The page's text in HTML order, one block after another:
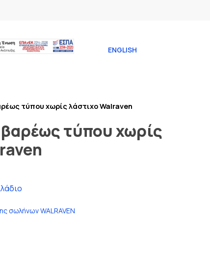
ENGLISH
τύπου χωρίς λάστιχο Walraven
τύπου χωρίς
σωλήνων WALRAVEN